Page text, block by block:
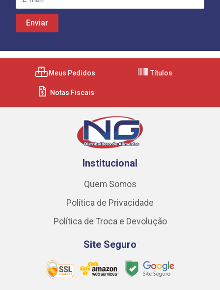
Meus Pedidos Títulos
Notas Fiscais
Institucional
Quem Somos
Política de Privacidade
Política de Troca e Devolução
Site Seguro